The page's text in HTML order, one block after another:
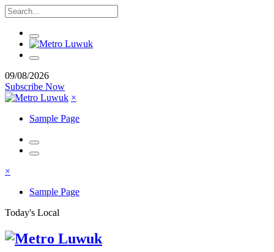
09/08/2026
Subscribe Now
×
Sample Page
×
Sample Page
Today's Local